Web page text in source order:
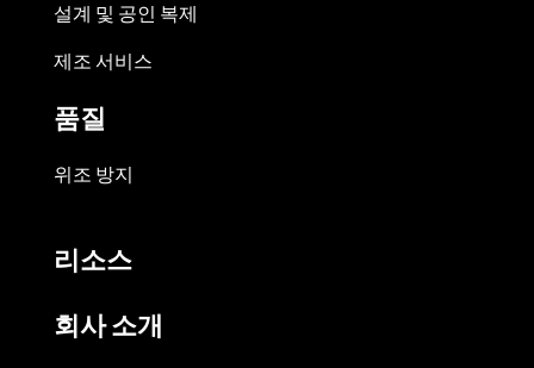
설계 및 공인 복제
제조 서비스
품질
위조 방지
리소스
회사 소개